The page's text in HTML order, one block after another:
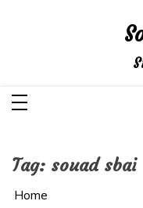
Tag: souad sbai
Home